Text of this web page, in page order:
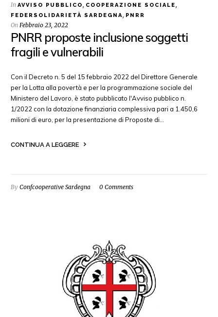
InAVVISO PUBBLICO, COOPERAZIONE SOCIALE,
FEDERSOLIDARIETÀ SARDEGNA, PNRR
On Febbraio 23, 2022
PNRR proposte inclusione soggetti
fragili e vulnerabili
Con il Decreto n. 5 del 15 febbraio 2022 del Direttore Generale
per la Lotta alla povertà e per la programmazione sociale del
Ministero del Lavoro, è stato pubblicato l'Avviso pubblico n.
1/2022 con la dotazione finanziaria complessiva pari a 1.450,6
milioni di euro, per la presentazione di Proposte di…
CONTINUA A LEGGERE
ByConfcooperative Sardegna 0 Comments